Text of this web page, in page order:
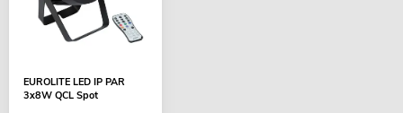
EUROLITE LED IP PAR
3x8W QCL Spot